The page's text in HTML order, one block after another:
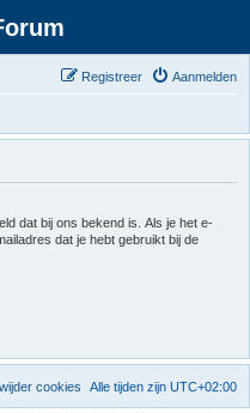
Aanmelden
Registreer
dat bij ons bekend is. Als je het e-
dat je hebt gebruikt bij de
Alle tijden zijn UTC+02:00
cookies